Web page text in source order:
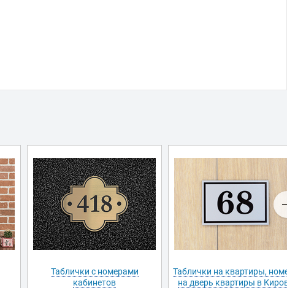
Таблички с номерами
кабинетов
Таблички на квартиры,
на дверь квартиры в